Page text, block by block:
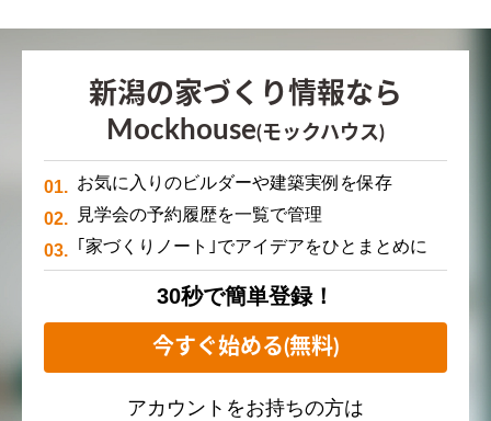
新潟の家づくり情報なら
Mockhouse(モックハウス)
お気に入りのビルダーや建築実例を保存
見学会の予約履歴を一覧で管理
｢家づくりノート｣でアイデアをひとまとめに
30秒で簡単登録！
今すぐ始める(無料)
アカウントをお持ちの方は